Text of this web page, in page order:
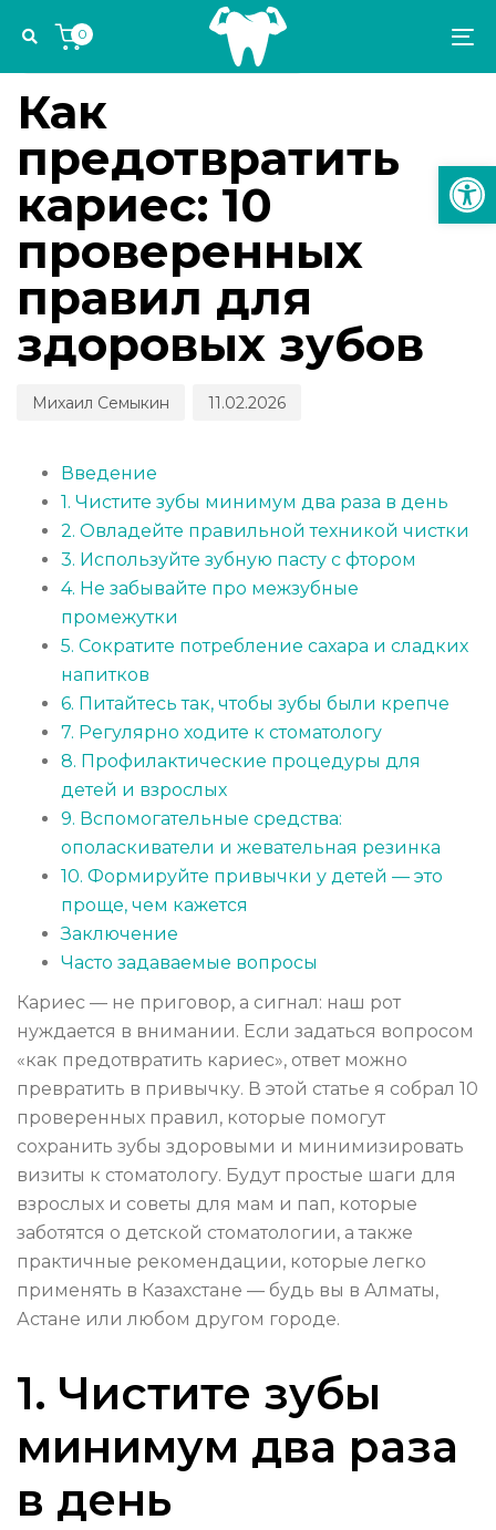
links
navigation
Skip
content
0
IN:
ПРОФИЛАКТИКА И ДИАГНОСТИКА
Как
предотвратить
кариес: 10
проверенных
правил для
здоровых зубов
Михаил Семыкин
on:
11.02.2026
Введение
1. Чистите зубы минимум два раза в день
2. Овладейте правильной техникой чистки
3. Используйте зубную пасту с фтором
4. Не забывайте про межзубные
промежутки
5. Сократите потребление сахара и сладких
напитков
6. Питайтесь так, чтобы зубы были крепче
7. Регулярно ходите к стоматологу
8. Профилактические процедуры для
детей и взрослых
9. Вспомогательные средства:
ополаскиватели и жевательная резинка
10. Формируйте привычки у детей — это
проще, чем кажется
Заключение
Часто задаваемые вопросы
Кариес — не приговор, а сигнал: наш рот
нуждается в внимании. Если задаться вопросом
«как предотвратить кариес», ответ можно
превратить в привычку. В этой статье я собрал 10
проверенных правил, которые помогут
сохранить зубы здоровыми и минимизировать
визиты к стоматологу. Будут простые шаги для
взрослых и советы для мам и пап, которые
заботятся о детской стоматологии, а также
практичные рекомендации, которые легко
применять в Казахстане — будь вы в Алматы,
Астане или любом другом городе.
1. Чистите зубы
минимум два раза
в день